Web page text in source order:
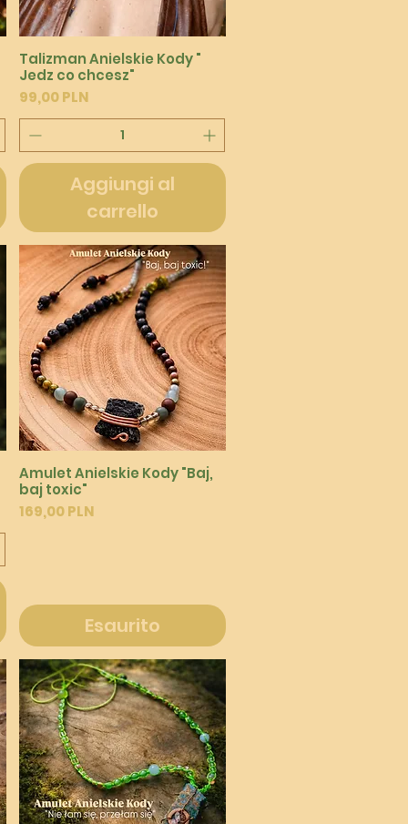
Vista rapida
Talizman Anielskie Kody "
Jedz co chcesz"
Prezzo
99,00 PLN
Aggiungi al
carrello
Vista rapida
Amulet Anielskie Kody "Baj,
baj toxic"
Prezzo
169,00 PLN
Esaurito